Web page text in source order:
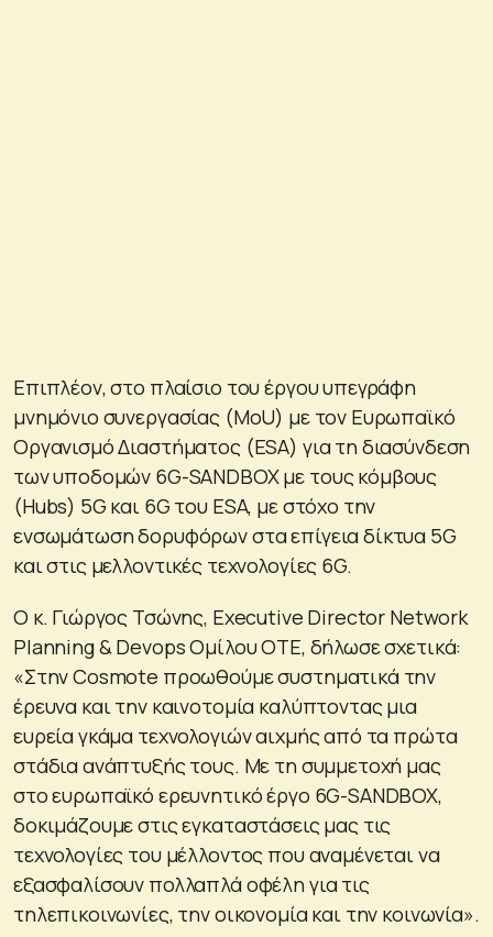
Επιπλέον, στο πλαίσιο του έργου υπεγράφη
μνημόνιο συνεργασίας (MoU) με τον Ευρωπαϊκό
Οργανισμό Διαστήματος (ESA) για τη διασύνδεση
των υποδομών 6G-SANDBOX με τους κόμβους
(Hubs) 5G και 6G του ESA, με στόχο την
ενσωμάτωση δορυφόρων στα επίγεια δίκτυα 5G
και στις μελλοντικές τεχνολογίες 6G.
Ο κ. Γιώργος Τσώνης, Executive Director Network
Planning & Devops Ομίλου ΟΤΕ, δήλωσε σχετικά:
«Στην Cosmote προωθούμε συστηματικά την
έρευνα και την καινοτομία καλύπτοντας μια
ευρεία γκάμα τεχνολογιών αιχμής από τα πρώτα
στάδια ανάπτυξής τους. Με τη συμμετοχή μας
στο ευρωπαϊκό ερευνητικό έργο 6G-SANDBOX,
δοκιμάζουμε στις εγκαταστάσεις μας τις
τεχνολογίες του μέλλοντος που αναμένεται να
εξασφαλίσουν πολλαπλά οφέλη για τις
τηλεπικοινωνίες, την οικονομία και την κοινωνία».